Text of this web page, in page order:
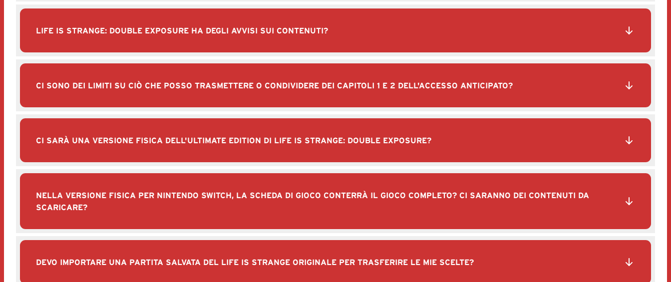
LIFE IS STRANGE: DOUBLE EXPOSURE HA DEGLI AVVISI SUI CONTENUTI?
CI SONO DEI LIMITI SU CIÒ CHE POSSO TRASMETTERE O CONDIVIDERE DEI CAPITOLI 1 E 2 DELL'ACCESSO ANTICIPATO?
CI SARÀ UNA VERSIONE FISICA DELL'ULTIMATE EDITION DI LIFE IS STRANGE: DOUBLE EXPOSURE?
NELLA VERSIONE FISICA PER NINTENDO SWITCH, LA SCHEDA DI GIOCO CONTERRÀ IL GIOCO COMPLETO? CI SARANNO DEI CONTENUTI DA
SCARICARE?
DEVO IMPORTARE UNA PARTITA SALVATA DEL LIFE IS STRANGE ORIGINALE PER TRASFERIRE LE MIE SCELTE?